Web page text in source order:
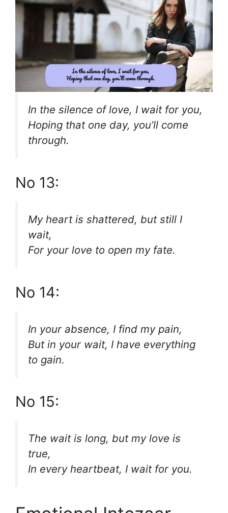
In the silence of love, I wait for you,
Hoping that one day, you’ll come
through.
No 13:
My heart is shattered, but still I
wait,
For your love to open my fate.
No 14:
In your absence, I find my pain,
But in your wait, I have everything
to gain.
No 15:
The wait is long, but my love is
true,
In every heartbeat, I wait for you.